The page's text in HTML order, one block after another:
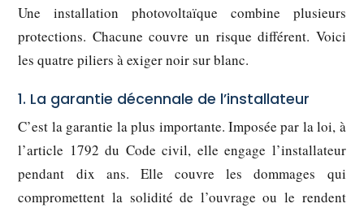
Une installation photovoltaïque combine plusieurs
protections. Chacune couvre un risque différent. Voici
les quatre piliers à exiger noir sur blanc.
1. La garantie décennale de l’installateur
C’est la garantie la plus importante. Imposée par la loi, à
l’article 1792 du Code civil, elle engage l’installateur
pendant dix ans. Elle couvre les dommages qui
compromettent la solidité de l’ouvrage ou le rendent